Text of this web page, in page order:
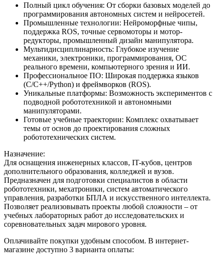
Полный цикл обучения: От сборки базовых моделей до
программирования автономных систем и нейросетей.
Промышленные технологии: Нейроморфные чипы,
поддержка ROS, точные сервомоторы и мотор-
редукторы, промышленный дизайн манипулятора.
Мультидисциплинарность: Глубокое изучение
механики, электроники, программирования, ОС
реального времени, компьютерного зрения и ИИ.
Профессиональное ПО: Широкая поддержка языков
(C/C++/Python) и фреймворков (ROS).
Уникальные платформы: Возможность экспериментов с
подводной робототехникой и автономными
манипуляторами.
Готовые учебные траектории: Комплекс охватывает
темы от основ до проектирования сложных
робототехнических систем.
Назначение:
Для оснащения инженерных классов, IT-кубов, центров
дополнительного образования, колледжей и вузов.
Предназначен для подготовки специалистов в области
робототехники, мехатроники, систем автоматического
управления, разработки БПЛА и искусственного интеллекта.
Позволяет реализовывать проекты любой сложности – от
учебных лабораторных работ до исследовательских и
соревновательных задач мирового уровня.
Оплачивайте покупки удобным способом. В интернет-
магазине доступно 3 варианта оплаты: